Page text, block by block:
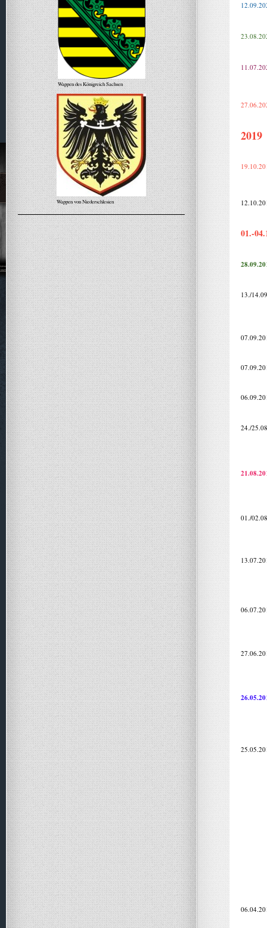
Wappen des Königreich Sachsen
Wappen von Niederschlesien
Alle Meldungen
2019
01.-
13./
24./
01./